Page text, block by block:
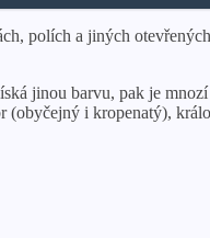
polích a jiných
jinou barvu, pak je
i kropenatý),